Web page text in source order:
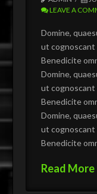
LEAVE A
Domine,
ut cognoscant
Benedicite
Domine,
ut cognoscant
Benedicite
Domine,
ut cognoscant
Benedicite
Read More